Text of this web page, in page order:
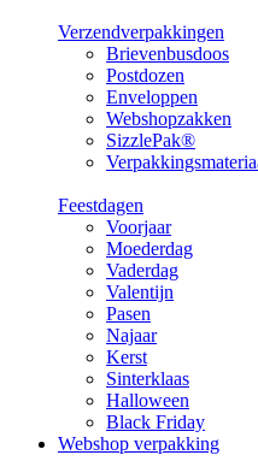
Verzendverpakkingen
Brievenbusdoos
Postdozen
Enveloppen
Webshopzakken
SizzlePak®
Feestdagen
Voorjaar
Moederdag
Vaderdag
Valentijn
Pasen
Najaar
Kerst
Sinterklaas
Halloween
Black Friday
Webshop verpakking